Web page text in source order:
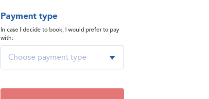
Payment type
In case I decide to book, I would prefer to pay
with: